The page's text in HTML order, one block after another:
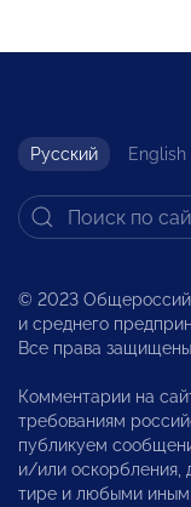
Русский English
© 2023
и среднего
Все права
Комментарии на
требованиям
публикуем
и/или оскорбления,
тире и любыми